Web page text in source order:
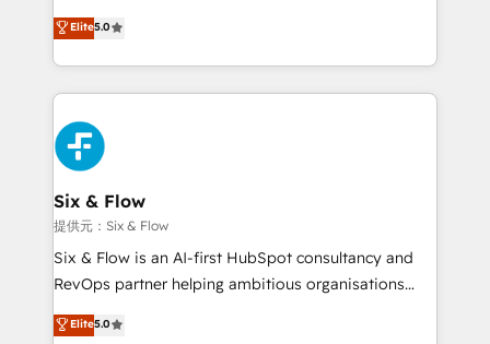
(RevOps) services to boost B2B sales and growth.
As a top HubSpot Elite Partner, we specialize in
custom HubSpot CRM solutions. Our experts design,
implement, and optimize systems to enhance user
experience, functionality, and adoption across sales,
marketing, and service teams. From setup to
refinement, we streamline workflows, improve lead
management, and speed up deal closures. With 500+
projects completed, our Agile approach ensures your
HubSpot CRM drives measurable results. Our
RevOps services align your sales, marketing, and
optimize the revenue lifecycle—lead generation to
Elite5.0
Six & Flow
提供元：Six & Flow
Six & Flow is an AI-first HubSpot consultancy and
RevOps partner helping ambitious organisations
grow with clarity, confidence, and intelligence.
Operating across the UK, Netherlands, Ireland, and
Elite5.0